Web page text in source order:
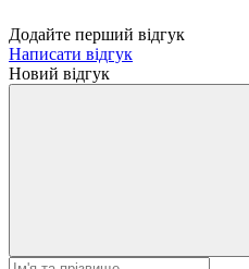
Додайте перший відгук
Написати відгук
Новий відгук